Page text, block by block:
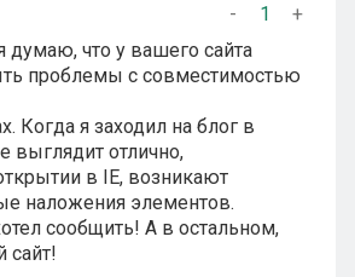
- 1
+
думаю, что у вашего сайта
проблемы с совместимостью
Когда я заходил на блог в
выглядит отлично,
в IE, возникают
наложения элементов.
сообщить! А в остальном,
сайт!